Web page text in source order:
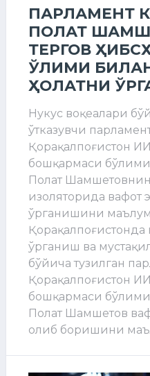
ПАРЛАМЕНТ
ПОЛАТ
ТЕРГОВ
ЎЛИМИ БИЛАН
ҲОЛАТНИ
Нукус воқеалари
ўтказувчи
Қорақалпоғистон
бошқармаси
Полат
изоляторида вафот
ўрганишини
ўрганиш ва
бўйича тузилган
Қорақалпоғистон
бошқармаси
Полат Шамшетов
олиб боришини